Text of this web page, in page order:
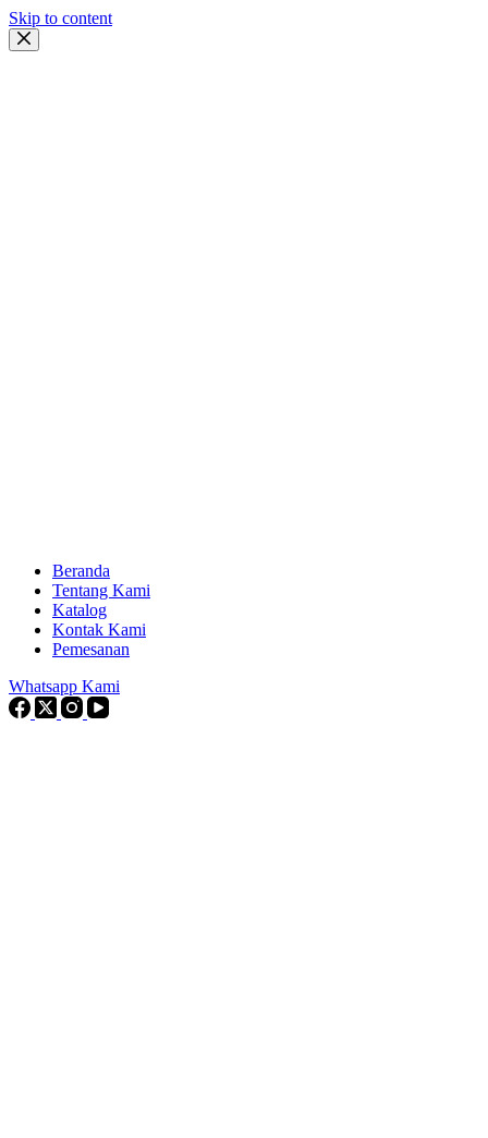
Skip to content
Beranda
Tentang Kami
Katalog
Kontak Kami
Pemesanan
Whatsapp Kami